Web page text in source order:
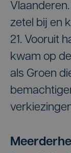
zetel bij en
21. Vooruit
kwam op
als Groen